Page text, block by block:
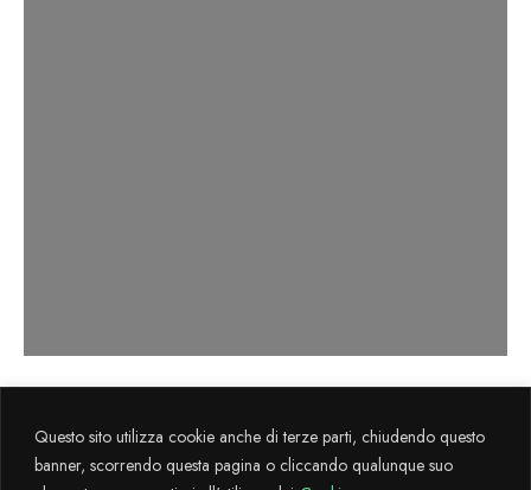
Questo sito utilizza cookie anche di terze parti, chiudendo questo
banner, scorrendo questa pagina o cliccando qualunque suo
Flegreaattraverso il sostegno finanziario FESR 2014-2020.